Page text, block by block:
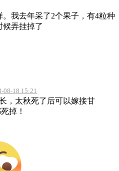
我去年采了2个果子，有4粒种
候弄挂掉了
08-18 15:21
，太秋死了后可以嫁接甘
掉！